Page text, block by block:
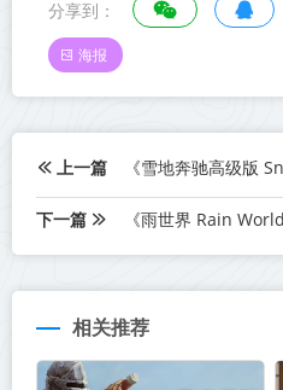
分享到：
海报
上一篇 《雪地奔驰高级版 SnowRunner》
下一篇 《雨世界 Rain World》
相关推荐